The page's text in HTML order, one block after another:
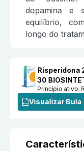
dopamina e
equilíbrio,
longo do
Risperidona
30
Princípio ativo:
Visualizar Bula